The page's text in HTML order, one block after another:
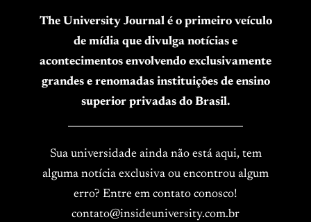
The University Journal é o primeiro veículo
de mídia que divulga notícias e
acontecimentos envolvendo exclusivamente
grandes e renomadas instituições de ensino
superior privadas do Brasil.
Sua universidade ainda não está aqui, tem
alguma notícia exclusiva ou encontrou algum
erro? Entre em contato conosco!
contato@insideuniversity.com.br